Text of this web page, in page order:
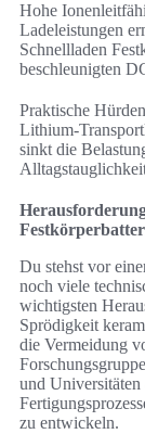
Hohe
Ladeleistungen
Schnellladen
beschleunigten
Praktische
Lithium-
sinkt die
Du stehst vor
noch viele
wichtigsten
Sprödigkeit
die Vermeidung
und Universitäten
zu entwickeln.